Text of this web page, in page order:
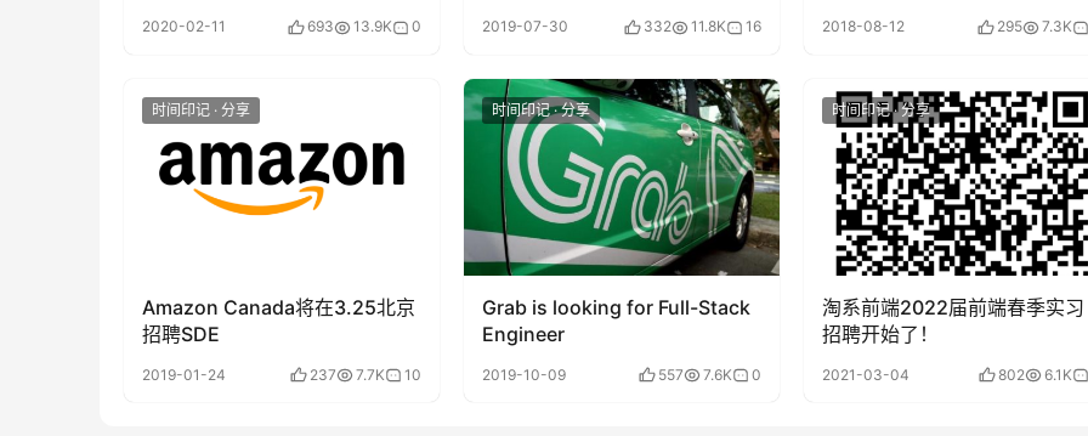
2020-02-11 693 13.9K 0 2019-07-30 332 11.8K 16 2018-08-12 295 7.3K
时间印记 · 分享
Amazon Canada将在3.25北京
招聘SDE
2019-01-24 237 7.7K 10
时间印记 · 分享
Grab is looking for Full-Stack
Engineer
2019-10-09 557 7.6K 0
时间印记 · 分享
淘系前端2022届前端春季实习
招聘开始了！
2021-03-04 802 6.1K